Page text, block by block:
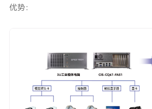
优势：